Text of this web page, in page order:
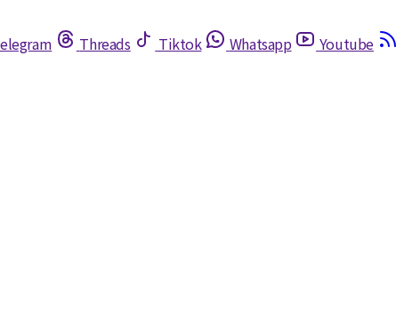
Threads Tiktok Whatsapp
Youtube